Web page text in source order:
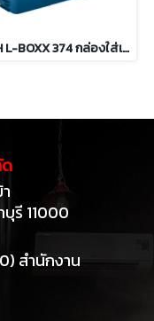
BOSCH L-BOXX 374 กล่องใส่เครื่องมือช่าง
รี 11000
สำนักงาน